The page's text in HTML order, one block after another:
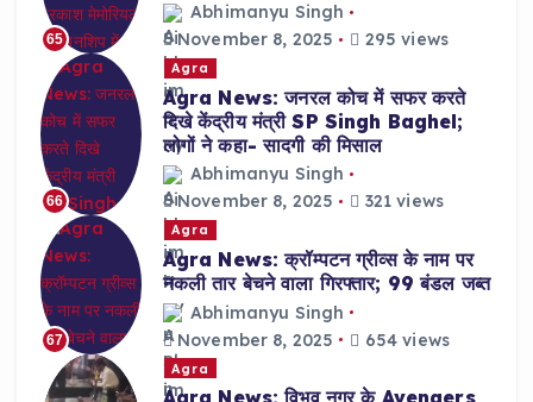
65
Abhimanyu Singh
November 8, 2025
295 views
66
Agra
Agra News: जनरल कोच में सफर करते
दिखे केंद्रीय मंत्री SP Singh Baghel;
लोगों ने कहा- सादगी की मिसाल
Abhimanyu Singh
November 8, 2025
321 views
67
Agra
Agra News: क्रॉम्पटन ग्रीव्स के नाम पर
नकली तार बेचने वाला गिरफ्तार; 99 बंडल जब्त
Abhimanyu Singh
November 8, 2025
654 views
Agra